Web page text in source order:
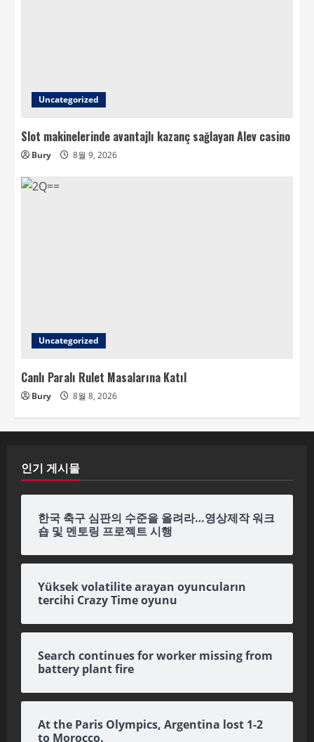
Uncategorized
Slot makinelerinde avantajlı kazanç sağlayan Alev casino
Bury 8월 9, 2026
Uncategorized
Canlı Paralı Rulet Masalarına Katıl
Bury 8월 8, 2026
인기 게시물
한국 축구 심판의 수준을 올려라…영상제작 워크
숍 및 멘토링 프로젝트 시행
Yüksek volatilite arayan oyuncuların
tercihi Crazy Time oyunu
Search continues for worker missing from
battery plant fire
At the Paris Olympics, Argentina lost 1-2
to Morocco.